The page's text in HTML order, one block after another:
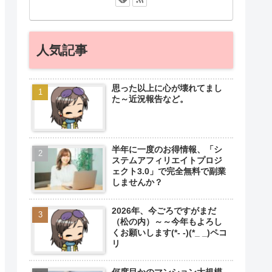
人気記事
思った以上に心が壊れてまし
た～近況報告など。
半年に一度のお得情報、「シ
ステムアフィリエイトプロジ
ェクト3.0」で完全無料で副業
しませんか？
2026年、今ごろですがまだ
（松の内）～～今年もよろし
くお願いします(*- -)(*_ _)ペコ
リ